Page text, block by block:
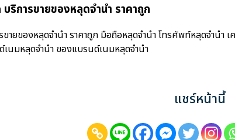
ริการขายของหลุดจำนำ ราคาถูก
ายของหลุดจำนำ ราคาถูก มือถือหลุดจำนำ โทรศัพท์หลุดจำนำ
เนมหลุดจำนำ ของแบรนด์เนมหลุดจำนำ
แชร์หน้านี้